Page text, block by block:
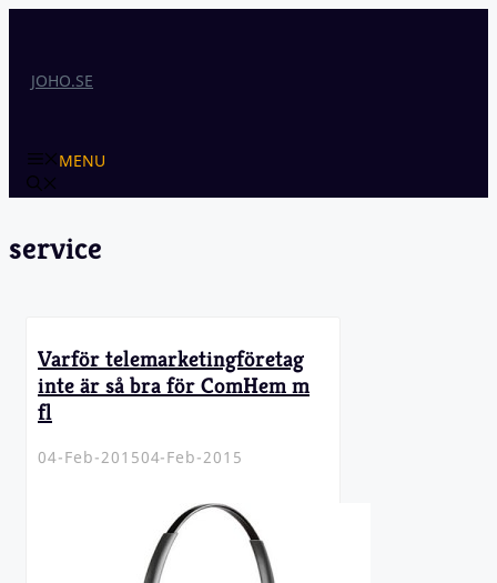
JOHO.SE
MENU
service
Varför telemarketingföretag
inte är så bra för ComHem m
fl
04-Feb-201504-Feb-2015